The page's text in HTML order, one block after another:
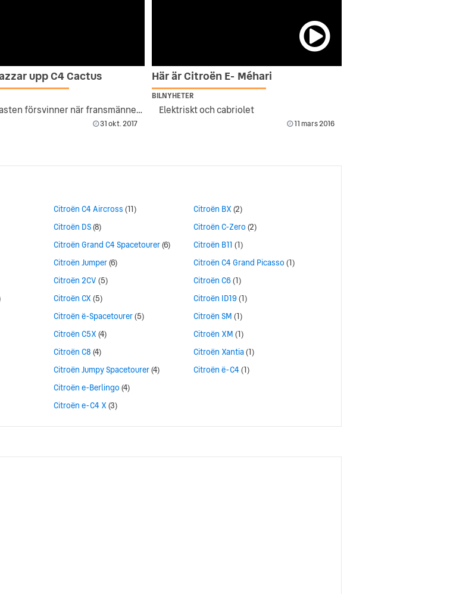
upp C4 Cactus
Bubbelplasten försvinner när fransmännen uppdaterar.
31 okt. 2017
Här är Citroën E- Méhari
BILNYHETER
Elektriskt och cabriolet
11 mars 2016
Citroën C4 Aircross (11)
Citroën DS(8)
Citroën Grand C4 Spacetourer(6)
Citroën Jumper(6)
Citroën 2CV (5)
Citroën CX (5)
Citroën ë-Spacetourer(5)
Citroën C5X (4)
Citroën C8 (4)
Citroën Jumpy Spacetourer(4)
Citroën e-Berlingo (4)
Citroën e-C4 X (3)
Citroën BX (2)
Citroën C-Zero (2)
Citroën B11 (1)
Citroën C4 Grand Picasso (1)
Citroën C6(1)
Citroën ID19(1)
Citroën SM (1)
Citroën XM (1)
Citroën Xantia(1)
Citroën ë-C4 (1)